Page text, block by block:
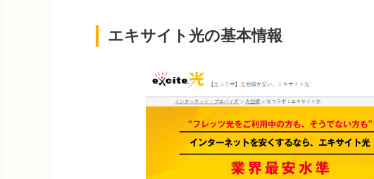
エキサイト光の基本情報